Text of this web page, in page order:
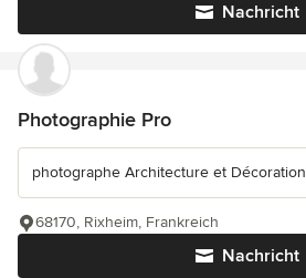
Nachricht
Photographie Pro
photographe Architecture et Décoration
Nachricht
68170, Rixheim, Frankreich